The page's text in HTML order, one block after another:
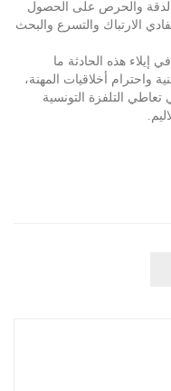
والدقة والحرص على الحصول
الارتباك والتسرع والبحث
إيلاء هذه الحادثة ما
واحترام أخلاقيات المهنة،
التلفزة التونسية